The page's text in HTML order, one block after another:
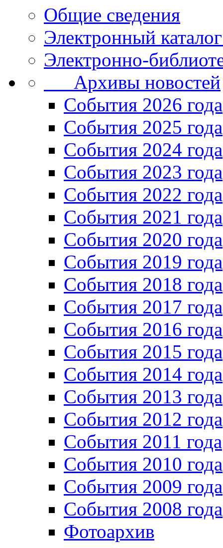
Общие сведения
Электронный
Электронно-
Архивы новостей
Cобытия 2026 года
События 2025 года
События 2024 года
События 2023 года
Cобытия 2022 года
Cобытия 2021 года
События 2020 года
События 2019 года
События 2018 года
События 2017 года
События 2016 года
События 2015 года
События 2014 года
События 2013 года
События 2012 года
События 2011 года
События 2010 года
События 2009 года
События 2008 года
Фотоархив